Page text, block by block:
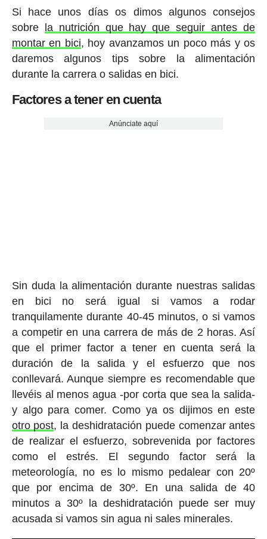
Si hace unos días os dimos algunos consejos
sobre la nutrición que hay que seguir antes de
montar en bici, hoy avanzamos un poco más y os
daremos algunos tips sobre la alimentación
durante la carrera o salidas en bici.
Factores a tener en cuenta
Anúnciate aquí
Sin duda la alimentación durante nuestras salidas
en bici no será igual si vamos a rodar
tranquilamente durante 40-45 minutos, o si vamos
a competir en una carrera de más de 2 horas. Así
que el primer factor a tener en cuenta será la
duración de la salida y el esfuerzo que nos
conllevará. Aunque siempre es recomendable que
llevéis al menos agua -por corta que sea la salida-
y algo para comer. Como ya os dijimos en este
otro post, la deshidratación puede comenzar antes
de realizar el esfuerzo, sobrevenida por factores
como el estrés. El segundo factor será la
meteorología, no es lo mismo pedalear con 20º
que por encima de 30º. En una salida de 40
minutos a 30º la deshidratación puede ser muy
acusada si vamos sin agua ni sales minerales.